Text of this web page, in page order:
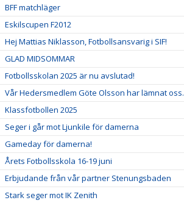
BFF matchläger
Eskilscupen F2012
Hej Mattias Niklasson, Fotbollsansvarig i SIF!
GLAD MIDSOMMAR
Fotbollsskolan 2025 är nu avslutad!
Vår Hedersmedlem Göte Olsson har lämnat oss.
Klassfotbollen 2025
Seger i går mot Ljunkile för damerna
Gameday för damerna!
Årets Fotbollsskola 16-19 juni
Erbjudande från vår partner Stenungsbaden
Stark seger mot IK Zenith